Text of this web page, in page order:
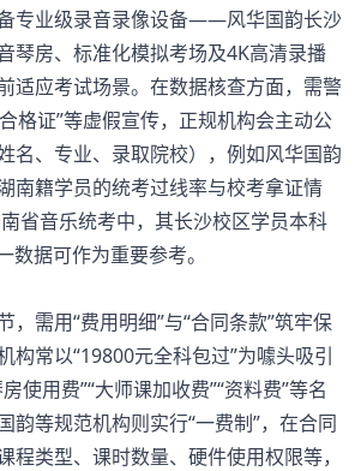
专业级录音录像设备——风华国韵长沙
琴房、标准化模拟考场及4K高清录播
适应考试场景。在数据核查方面，需警
格证”等虚假宣传，正规机构会主动公
名、专业、录取院校），例如风华国韵
南籍学员的统考过线率与校考拿证情
省音乐统考中，其长沙校区学员本科
数据可作为重要参考。
需用“费用明细”与“合同条款”筑牢保
构常以“19800元全科包过”为噱头吸引
使用费”“大师课加收费”“资料费”等名
韵等规范机构则实行“一费制”，在合同
程类型、课时数量、硬件使用权限等，